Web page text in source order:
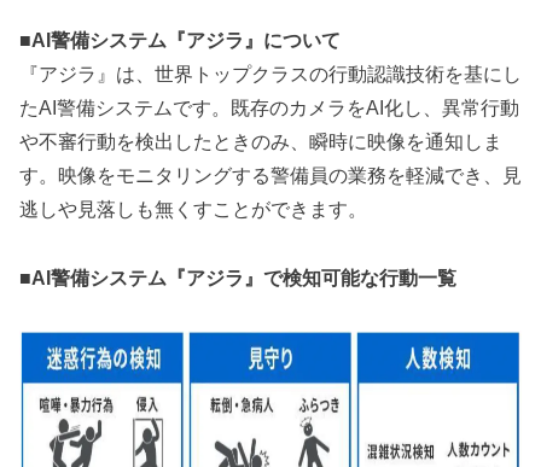
■AI警備システム『アジラ』について
‍‍『アジラ』は、世界トップクラスの行動認識技術を基にし
たAI警備システムです。既存のカメラをAI化し、異常行動
や不審行動を検出したときのみ、瞬時に映像を通知しま
す。映像をモニタリングする警備員の業務を軽減でき、見
逃しや見落しも無くすことができます。
■AI警備システム『アジラ』で検知可能な行動一覧